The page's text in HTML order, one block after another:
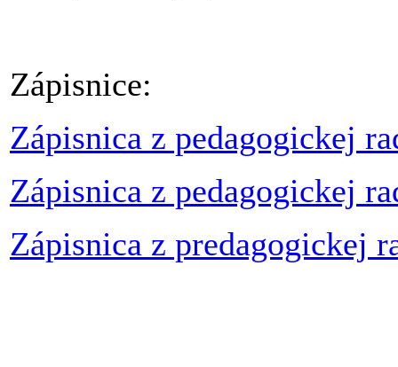
Zápisnice:
Zápisnica z pedagogickej
Zápisnica z pedagogickej
Zápisnica z predagogickej